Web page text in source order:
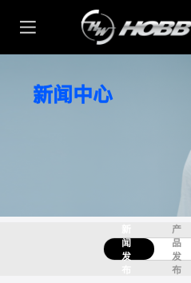
新闻中心
闻
发
产
品
发
布